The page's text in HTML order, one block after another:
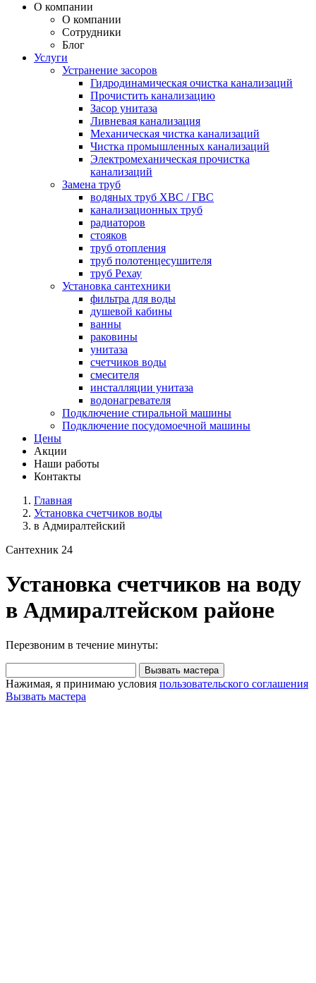
О компании
О компании
Сотрудники
Блог
Услуги
Устранение засоров
Гидродинамическая очистка канализаций
Прочистить канализацию
Засор унитаза
Ливневая канализация
Механическая чистка канализаций
Чистка промышленных канализаций
Электромеханическая прочистка
канализаций
Замена труб
водяных труб ХВС / ГВС
канализационных труб
радиаторов
стояков
труб отопления
труб полотенцесушителя
труб Рехау
Установка сантехники
фильтра для воды
душевой кабины
ванны
раковины
унитаза
счетчиков воды
смесителя
инсталляции унитаза
водонагревателя
Подключение стиральной машины
Подключение посудомоечной машины
Цены
Акции
Наши работы
Контакты
Главная
Установка счетчиков воды
в Адмиралтейский
Сантехник 24
Установка счетчиков на воду
в Адмиралтейском районе
Перезвоним в течение минуты:
Вызвать мастера
Нажимая, я принимаю условия пользовательского соглашения
Вызвать мастера